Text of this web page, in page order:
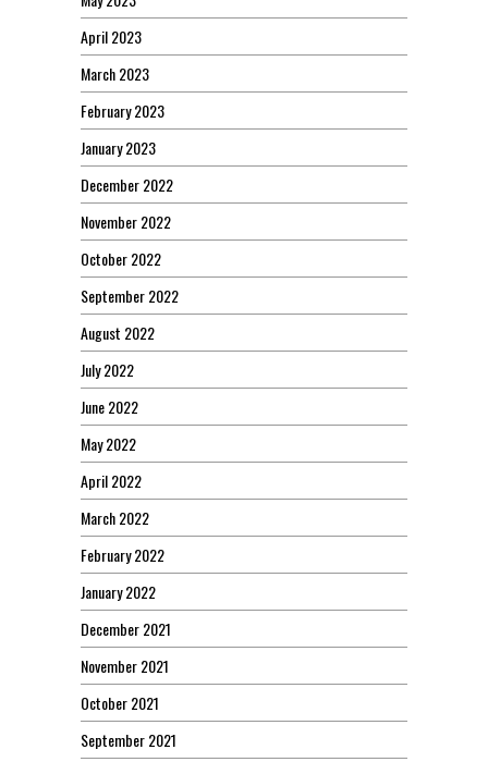
April 2023
March 2023
February 2023
January 2023
December 2022
November 2022
October 2022
September 2022
August 2022
July 2022
June 2022
May 2022
April 2022
March 2022
February 2022
January 2022
December 2021
November 2021
October 2021
September 2021